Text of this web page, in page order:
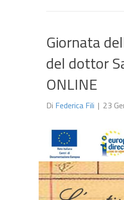
Giornata
del dottor
ONLINE
Di Federica Fili | 23